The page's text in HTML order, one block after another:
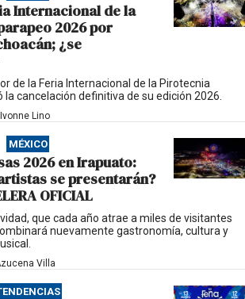
Internacional de la
2026 por
¿se
de la Feria Internacional de la Pirotecnia
la cancelación definitiva de su edición 2026.
Ivonne Lino
MÉXICO
2026 en Irapuato:
se presentarán?
OFICIAL
que cada año atrae a miles de visitantes
nuevamente gastronomía, cultura y
Villa